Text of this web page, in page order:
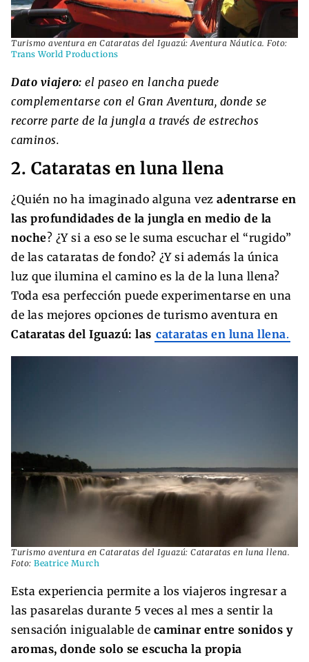
Turismo aventura en Cataratas del Iguazú: Aventura Náutica. Foto:
Trans World Productions
Dato viajero: el paseo en lancha puede
complementarse con el Gran Aventura, donde se
recorre parte de la jungla a través de estrechos
caminos.
2. Cataratas en luna llena
¿Quién no ha imaginado alguna vez adentrarse en
las profundidades de la jungla en medio de la
noche? ¿Y si a eso se le suma escuchar el “rugido”
de las cataratas de fondo? ¿Y si además la única
luz que ilumina el camino es la de la luna llena?
Toda esa perfección puede experimentarse en una
de las mejores opciones de turismo aventura en
Cataratas del Iguazú: las cataratas en luna llena.
Turismo aventura en Cataratas del Iguazú: Cataratas en luna llena.
Foto: Beatrice Murch
Esta experiencia permite a los viajeros ingresar a
las pasarelas durante 5 veces al mes a sentir la
sensación inigualable de caminar entre sonidos y
aromas, donde solo se escucha la propia